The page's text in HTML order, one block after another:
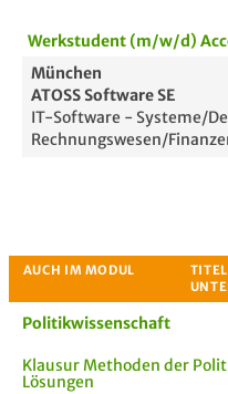
Passende
Werkstudent (m/w/d)
München
ATOSS Software SE
IT-Software - Systeme/
Rechnungswesen/
Politikwissenschaft
Klausur Methoden der
Lösungen